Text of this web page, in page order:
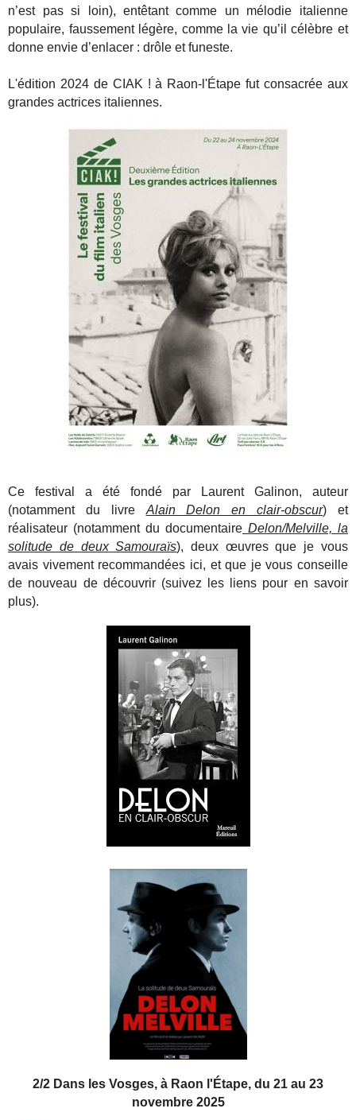
n’est pas si loin), entêtant comme un mélodie italienne
populaire, faussement légère, comme la vie qu’il célèbre et
donne envie d’enlacer : drôle et funeste.
L'édition 2024 de CIAK ! à Raon-l'Étape fut consacrée aux
grandes actrices italiennes.
Ce festival a été fondé par Laurent Galinon, auteur
(notamment du livre Alain Delon en clair-obscur) et
réalisateur (notamment du documentaire Delon/Melville, la
solitude de deux Samouraïs), deux œuvres que je vous
avais vivement recommandées ici, et que je vous conseille
de nouveau de découvrir (suivez les liens pour en savoir
plus).
2/2 Dans les Vosges, à Raon l'Étape, du 21 au 23
novembre 2025